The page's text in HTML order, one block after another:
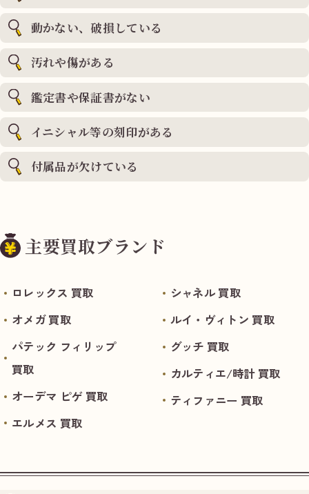
動かない、破損している
汚れや傷がある
鑑定書や保証書がない
イニシャル等の刻印がある
付属品が欠けている
主要買取ブランド
ロレックス 買取
オメガ 買取
パテック フィリップ
買取
オーデマ ピゲ 買取
エルメス 買取
シャネル 買取
ルイ・ヴィトン 買取
グッチ 買取
カルティエ/時計 買取
ティファニー 買取